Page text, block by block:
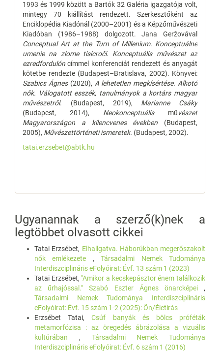
1993 és 1999 között a Bartók 32 Galéria igazgatója volt,
mintegy 70 kiállítást rendezett. Szerkesztőként az
Enciklopédia Kiadónál (2000–2001) és a Képzőművészeti
Kiadóban (1986–1988) dolgozott. Jana Geržovával
Conceptual Art at the Turn of Millenium. Konceptuálne
umenie na zlome tisícroči. Konceptuális művészet az
ezredfordulón címmel konferenciát rendezett és anyagát
kötetbe rendezte (Budapest–Bratislava, 2002). Könyvei:
Szabics Ágnes (2020), A lehetetlen megkísértése. Alkotó
nők. Válogatott esszék, tanulmányok a kortárs magyar
művészetről. (Budapest, 2019), Marianne Csáky
(Budapest, 2014), Neokonceptuális művészet
Magyarországon a kilencvenes években (Budapest,
2005), Művészettörténeti ismeretek. (Budapest, 2002).
tatai.erzsebet@abtk.hu
Ugyanannak a szerző(k)nek a
legtöbbet olvasott cikkei
Tatai Erzsébet, Elhallgatva. Háborúkban megerőszakolt
nők emlékezete ,Társadalmi Nemek Tudománya
Interdiszciplináris eFolyóirat: Évf. 13 szám 1 (2023)
Tatai Erzsébet, "Amikor a kecskepásztor énem találkozik
az űrhajóssal." Szabó Eszter Ágnes önarcképei ,
Társadalmi Nemek Tudománya Interdiszciplináris
eFolyóirat: Évf. 15 szám 1-2 (2025): Ön/Életírás
Erzsébet Tatai,Csúf banyák és bölcs próféták
metamorfózisa : az öregedés ábrázolása a vizuális
kultúrában , Társadalmi Nemek Tudománya
Interdiszciplináris eFolyóirat: Évf. 6 szám 1 (2016)